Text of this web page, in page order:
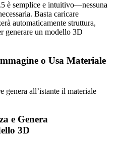
è semplice e intuitivo—nessuna
Basta caricare
automaticamente struttura,
generare un modello 3D
o Usa Materiale
genera all’istante il materiale
e Genera
3D